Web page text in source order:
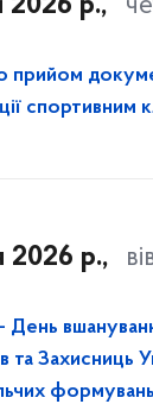
2026 р.,
прийом
спортивним
2026 р.,
День
та Захисниць
формувань